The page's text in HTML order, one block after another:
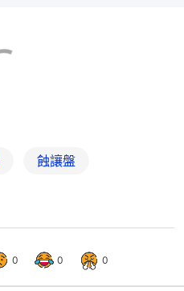
蝕讓盤
0 0 0